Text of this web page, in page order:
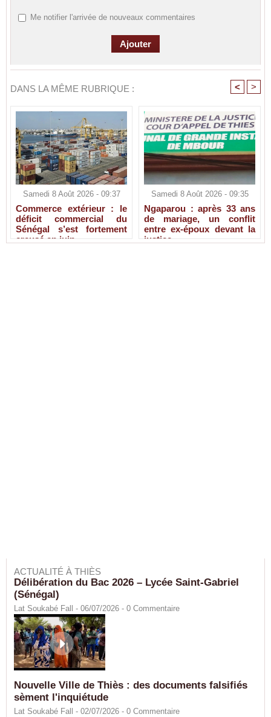
Me notifier l'arrivée de nouveaux commentaires
DANS LA MÊME RUBRIQUE : < >
Samedi 8 Août 2026 - 09:37
Commerce extérieur : le
déficit commercial du
Sénégal s’est fortement
creusé en juin
Samedi 8 Août 2026 - 09:35
Ngaparou : après 33 ans
de mariage, un conflit
entre ex-époux devant la
justice
ACTUALITÉ À THIÈS
Délibération du Bac 2026 – Lycée Saint-Gabriel
(Sénégal)
Lat Soukabé Fall - 06/07/2026 - 0 Commentaire
Nouvelle Ville de Thiès : des documents falsifiés
sèment l'inquiétude
Lat Soukabé Fall - 02/07/2026 - 0 Commentaire